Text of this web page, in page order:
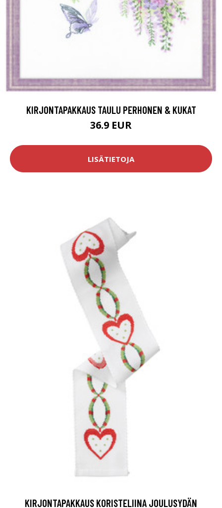
KIRJONTAPAKKAUS TAULU PERHONEN & KUKAT
36.9 EUR
LISÄTIETOJA
KIRJONTAPAKKAUS KORISTELIINA JOULUSYDÄN